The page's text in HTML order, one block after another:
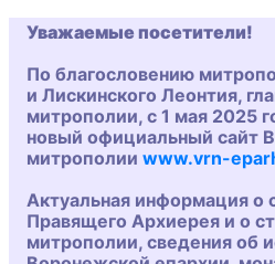
Уважаемые посетители!
По благословению
и Лискинского Леонтия,
митрополии, с 1 мая 2025
новый официальный сайт
митрополии www.vrn-
Актуальная информация о
Правящего Архиерея и о
митрополии, сведения об